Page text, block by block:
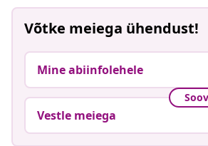
Võtke meiega ühendust!
Mine abiinfolehele
Vestle meiega